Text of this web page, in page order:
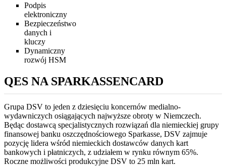
Podpis
elektroniczny
Bezpieczeństwo
danych i
kluczy
Dynamiczny
rozwój HSM
QES NA SPARKASSENCARD
Grupa DSV to jeden z dziesięciu koncernów medialno-
wydawniczych osiągających najwyższe obroty w Niemczech.
Będąc dostawcą specjalistycznych rozwiązań dla niemieckiej grupy
finansowej banku oszczędnościowego Sparkasse, DSV zajmuje
pozycję lidera wśród niemieckich dostawców danych kart
bankowych i płatniczych, z udziałem w rynku równym 65%.
Roczne możliwości produkcyjne DSV to 25 mln kart.